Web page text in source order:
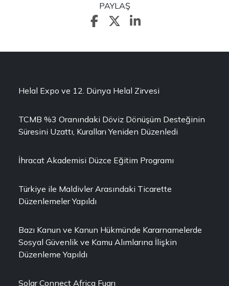
PAYLAŞ
Helal Expo ve 12. Dünya Helal Zirvesi
TCMB %3 Oranındaki Döviz Dönüşüm Desteğinin
Süresini Uzattı, Kuralları Yeniden Düzenledi
İhracat Akademisi Düzce Eğitim Programı
Türkiye ile Maldivler Arasındaki Ticarette
Düzenlemeler Yapıldı
Bazı Kanun ve Kanun Hükmünde Kararnamelerde
Sosyal Güvenlik ve Kamu Alımlarına İlişkin
Düzenleme Yapıldı
Solar Connect Africa Fuarı